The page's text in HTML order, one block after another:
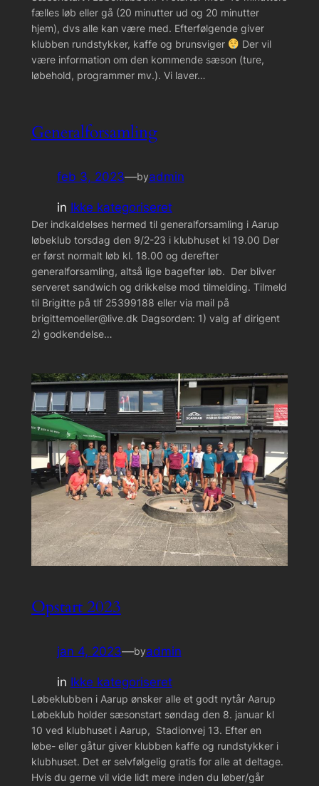
fælles løb eller gå (20 minutter ud og 20 minutter
hjem), dvs alle kan være med. Efterfølgende giver
klubben rundstykker, kaffe og brunsviger
Der vil
være information om den kommende sæson (ture,
løbehold, programmer mv.). Vi laver…
Generalforsamling
feb 3, 2023—byadmin
in Ikke kategoriseret
Der indkaldelses hermed til generalforsamling i Aarup
løbeklub torsdag den 9/2-23 i klubhuset kl 19.00 Der
er først normalt løb kl. 18.00 og derefter
generalforsamling, altså lige bagefter løb. Der bliver
serveret sandwich og drikkelse mod tilmelding. Tilmeld
til Brigitte på tlf 25399188 eller via mail på
brigittemoeller@live.dk Dagsorden: 1) valg af dirigent
2) godkendelse…
Opstart 2023
jan 4, 2023—byadmin
in Ikke kategoriseret
Løbeklubben i Aarup ønsker alle et godt nytår Aarup
Løbeklub holder sæsonstart søndag den 8. januar kl
10 ved klubhuset i Aarup, Stadionvej 13. Efter en
løbe- eller gåtur giver klubben kaffe og rundstykker i
klubhuset. Det er selvfølgelig gratis for alle at deltage.
Hvis du gerne vil vide lidt mere inden du løber/går